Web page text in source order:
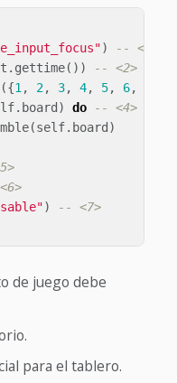
)
-- <1>
. gettime())
-- <2>
({1 , 2, 3, 4, 5, 6,
. board ) do
-- <4>
(self. board )
)
-- <7>
de juego debe
para el tablero.